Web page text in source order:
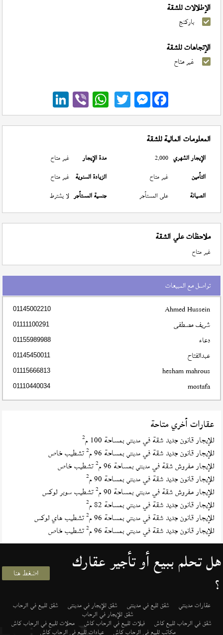
الإطلالات للشقة
باركنج
الإتجاهات للشقة
غير متاح
Messenger
المعلومات المالية للشقة
الإيجار الشهري 2,000 مدة الإيجار
غير متاح
التأمين
غير متاح الزيادة السنوية غير متاح
الصيانة
على المستأجر جنسية المستأجر لا يشترط
ملاحظات علي الشقة
غير متاح
تواصل مع المبيعات
Ahmed Hussein
01145002210
شريف مصطفى 01111100291
دعاء 01155989988
عبدالفتاح 01145450011
hesham mahrous
01115666813
mostafa
01110440034
عقارات أخري متاحة
للإيجار قانون جديد شقة فيمدينتي بمساحة 100 م 2
للإيجار قانون جديد شقة فيمدينتي بمساحة 96 م 2تشطيب خاص
للإيجار مفروش شقة فيمدينتي بمساحة 96 م 2تشطيب خاص
للإيجار قانون جديد شقة فيمدينتي بمساحة 90 م 2
للإيجار مفروش شقة فيمدينتي بمساحة 90 م 2تشطيب سوبر لوكس
للإيجار قانون جديد شقة فيمدينتي بمساحة 82 م 2
للإيجار قانون جديد شقة فيمدينتي بمساحة 96 م 2تشطيب هاي لوكس
للإيجار قانون جديد شقة فيمدينتي بمساحة 96 م 2تشطيب خاص
هل تحلم ببيع أو تأجير عقارك
؟ اضغط هنا
عقارات مدينتي شقق لليع في مدينتى شقق للإيجار في مدينتى شقق للبيع في الرحاب
شقق للإيجار في الرحاب
شقق في الرحاب للبيع كاش فيلات للبيع في الرحاب كاش محلات للبيع في الرحاب كاش
مكاتب للبيع في الرحاب كاش عيادات للبيع في الرحاب كاش